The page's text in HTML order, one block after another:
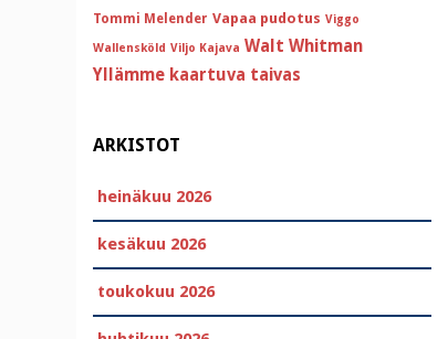
Tommi Melender Vapaa pudotus Viggo
Wallensköld Viljo Kajava Walt Whitman
Yllämme kaartuva taivas
ARKISTOT
heinäkuu 2026
kesäkuu 2026
toukokuu 2026